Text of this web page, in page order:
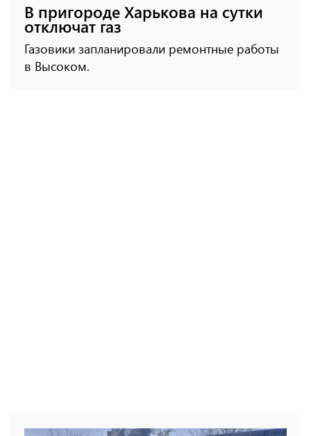
В пригороде Харькова на сутки
отключат газ
Газовики запланировали ремонтные работы
в Высоком.